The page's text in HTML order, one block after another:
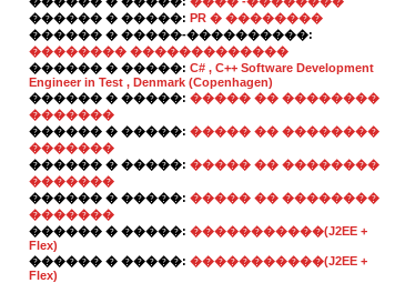
������ � �����: PR � ��������
������ � �����-����������:
�������� �������������
������ � �����: C# , C++ Software Development
Engineer in Test , Denmark (Copenhagen)
������ � �����: ����� �� ��������
�������
������ � �����: ����� �� ��������
�������
������ � �����: ����� �� ��������
�������
������ � �����: ����� �� ��������
�������
������ � �����: �����������(J2EE +
Flex)
������ � �����: �����������(J2EE +
Flex)